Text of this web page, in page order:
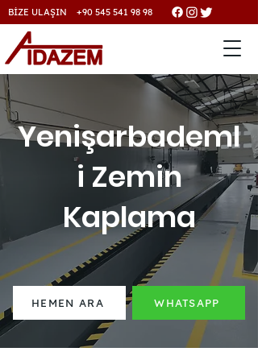
BİZE ULAŞIN +90 545 541 98 98
Yenişarbademl
i Zemin
Kaplama
HEMEN ARA WHATSAPP